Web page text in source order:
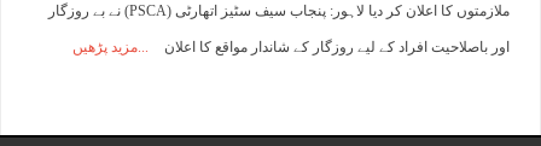
ملازمتوں کا اعلان کر دیا لاہور: پنجاب سیف سٹیز اتھارٹی (PSCA) نے بے روزگار
اور باصلاحیت افراد کے لیے روزگار کے شاندار مواقع کا اعلان مزید پڑھیں